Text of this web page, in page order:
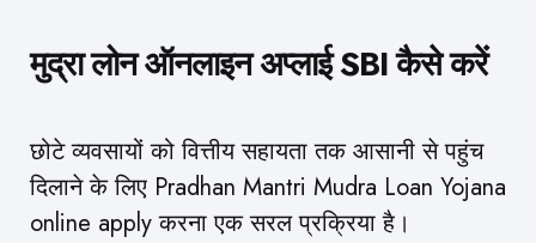
मुद्रा लोन ऑनलाइन अप्लाई SBI कैसे करें
छोटे व्यवसायों को वित्तीय सहायता तक आसानी से पहुंच
दिलाने के लिए Pradhan Mantri Mudra Loan Yojana
online apply करना एक सरल प्रक्रिया है।